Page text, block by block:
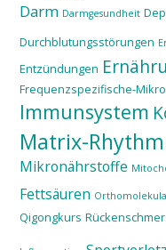
Darm Darmgesundheit
Durchblutungsstörungen
Entzündungen
Frequenzspezifische-
Immunsystem
Matrix-
Mikronährstoffe
Fettsäuren
Qigongkurs